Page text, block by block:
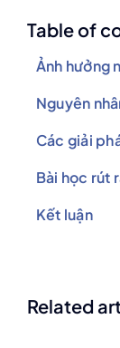
Table of
Ảnh hưởng
Nguyên
Các giải
Bài học rút
Kết luận
Related